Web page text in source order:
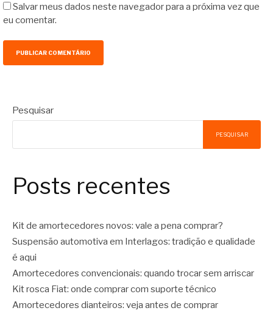
Salvar meus dados neste navegador para a próxima vez que
eu comentar.
Pesquisar
PESQUISAR
Posts recentes
Kit de amortecedores novos: vale a pena comprar?
Suspensão automotiva em Interlagos: tradição e qualidade
é aqui
Amortecedores convencionais: quando trocar sem arriscar
Kit rosca Fiat: onde comprar com suporte técnico
Amortecedores dianteiros: veja antes de comprar